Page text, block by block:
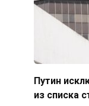
Путин
из списка